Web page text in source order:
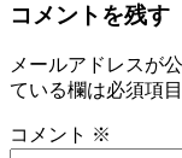
ナ
ビ
ゲ
ー
コメントを残す
メールアドレスが
ている欄は必須項
コメント ※